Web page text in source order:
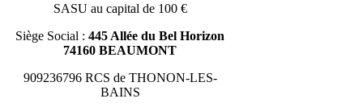
SASU au capital de 100 €
Siège Social : 445 Allée du Bel Horizon
74160 BEAUMONT
909236796 RCS de THONON-LES-
BAINS